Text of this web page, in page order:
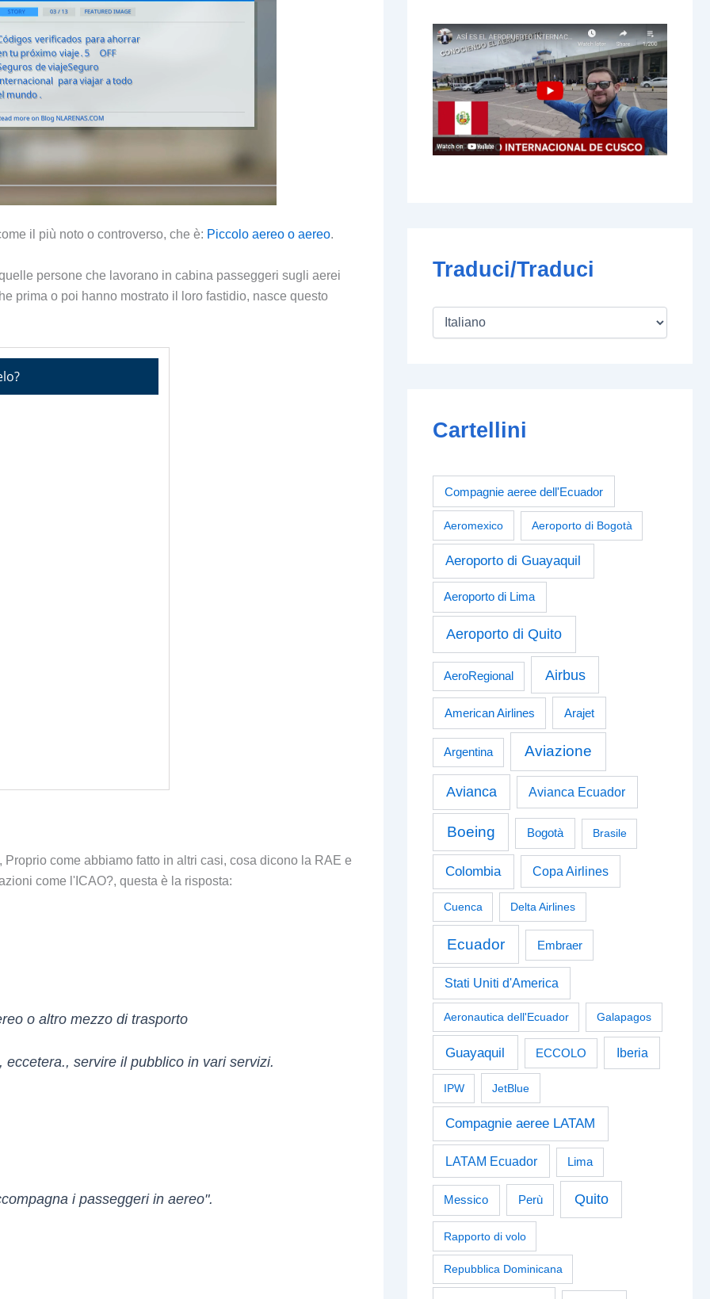
il più noto o controverso, che è: Piccolo aereo o aereo.
persone che lavorano in cabina passeggeri sugli aerei
prima o poi hanno mostrato il loro fastidio, nasce questo
come abbiamo fatto in altri casi, cosa dicono la RAE e
come l'ICAO?, questa è la risposta:
o altro mezzo di trasporto
servire il pubblico in vari servizi.
i passeggeri in aereo".
Traduci/Traduci
Cartellini
Compagnie aeree dell'Ecuador
Aeromexico Aeroporto di Bogotà
Aeroporto di Guayaquil
Aeroporto di Lima
Aeroporto di Quito
AeroRegional Airbus
American Airlines Arajet
Argentina Aviazione
Avianca Avianca Ecuador
Boeing Bogotà Brasile
Colombia Copa Airlines
Cuenca Delta Airlines
Ecuador Embraer
Stati Uniti d'America
Aeronautica dell'Ecuador Galapagos
Guayaquil ECCOLO Iberia
IPW JetBlue
Compagnie aeree LATAM
LATAM Ecuador Lima
Messico Perù Quito
Rapporto di volo
Repubblica Dominicana